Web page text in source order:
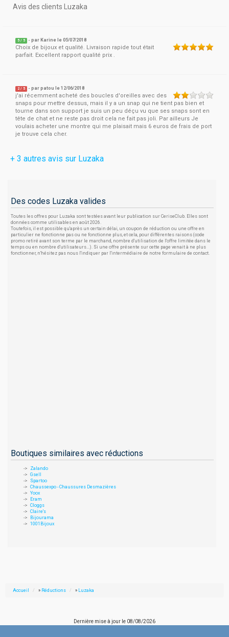
Avis des clients Luzaka
5 / 5 - par Karine le 05/07/2018
Choix de bijoux et qualité. Livraison rapide tout était
parfait. Excellent rapport qualité prix .
2 / 5 - parpatou le 12/06/2018
j'ai récemment acheté des boucles d'oreilles avec des
snaps pour mettre dessus, mais il y a un snap qui ne tient pas bien et
tourne dans son support je suis un peu déçu vu que ses snaps sont en
tête de chat et ne reste pas droit cela ne fait pas joli. Par ailleurs Je
voulais acheter une montre qui me plaisait mais 6 euros de frais de port
je trouve cela cher.
+ 3 autres avis sur Luzaka
Des codes Luzaka valides
Toutes les offres pour Luzaka sont testées avant leur publication sur CeriseClub. Elles sont
données comme utilisables en août 2026.
Toutefois, il est possible qu'après un certain délai, un coupon de réduction ou une offre en
particulier ne fonctionne pas ou ne fonctionne plus, et cela, pour différentes raisons (code
promo retiré avant son terme par le marchand, nombre d'utilisation de l'offre limitée dans le
temps ou en nombre d'utilisateurs...). Si une offre présente sur cette page venait à ne plus
fonctionner, n'hésitez pas nous l'indiquer par l'intermédiaire de notre formulaire de contact.
Boutiques similaires avec réductions
Zalando
Gsell
Spartoo
Chaussexpo - Chaussures Desmazières
Yoox
Eram
Cloggs
Claire's
Bijourama
1001Bijoux
Accueil » Réductions » Luzaka
Dernière mise à jour le 08/08/2026